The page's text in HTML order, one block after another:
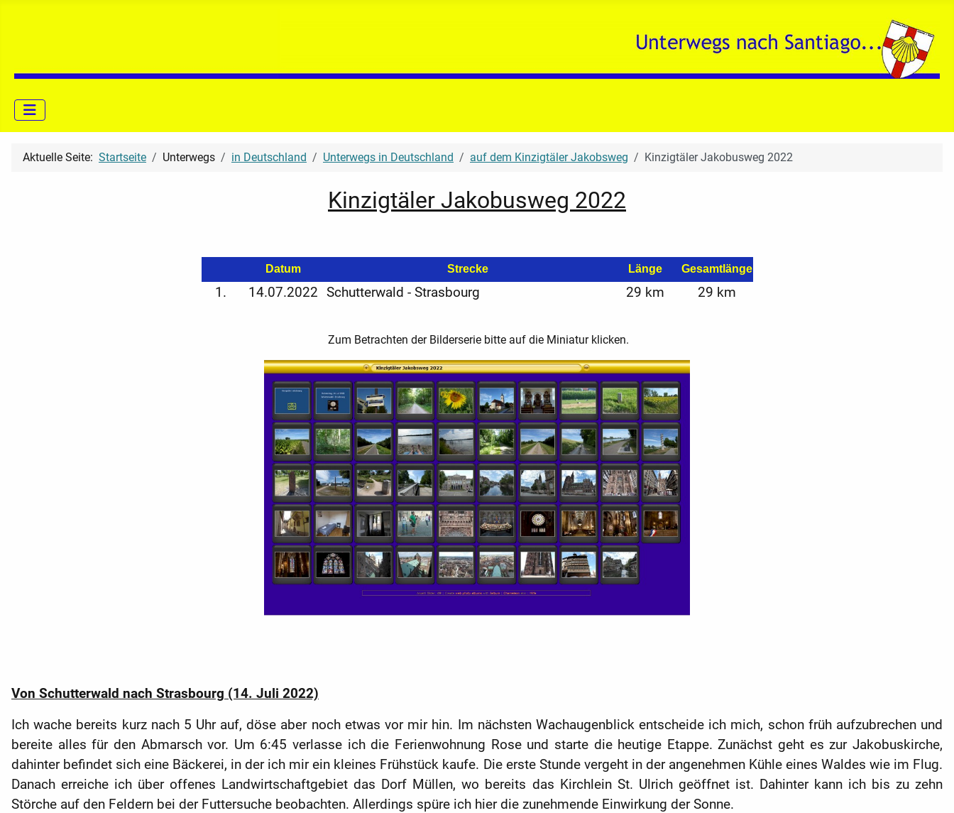
Aktuelle Seite: Startseite Unterwegs in Deutschland Unterwegs in Deutschland auf dem Kinzigtäler Jakobsweg Kinzigtäler Jakobusweg 2022
Kinzigtäler Jakobusweg 2022
Datum Strecke Länge Gesamtlänge
1. 14.07.2022 Schutterwald - Strasbourg 29 km 29 km
Zum Betrachten der Bilderserie bitte auf die Miniatur klicken.
Von Schutterwald nach Strasbourg (14. Juli 2022)
Ich wache bereits kurz nach 5 Uhr auf, döse aber noch etwas vor mir hin. Im nächsten Wachaugenblick entscheide ich mich, schon früh aufzubrechen und
bereite alles für den Abmarsch vor. Um 6:45 verlasse ich die Ferienwohnung Rose und starte die heutige Etappe. Zunächst geht es zur Jakobuskirche,
dahinter befindet sich eine Bäckerei, in der ich mir ein kleines Frühstück kaufe. Die erste Stunde vergeht in der angenehmen Kühle eines Waldes wie im Flug.
Danach erreiche ich über offenes Landwirtschaftgebiet das Dorf Müllen, wo bereits das Kirchlein St. Ulrich geöffnet ist. Dahinter kann ich bis zu zehn
Störche auf den Feldern bei der Futtersuche beobachten. Allerdings spüre ich hier die zunehmende Einwirkung der Sonne.